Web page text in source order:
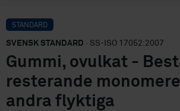
STANDARD
SVENSK STANDARD · SS-ISO 17052:2007
Gummi, ovulkat -
resterande
andra flyktiga